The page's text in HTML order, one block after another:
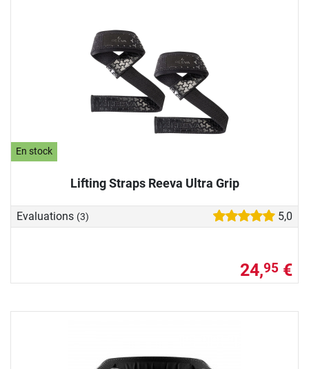
En stock
Lifting Straps Reeva Ultra Grip
Evaluations (3) 5,0
24,95 €